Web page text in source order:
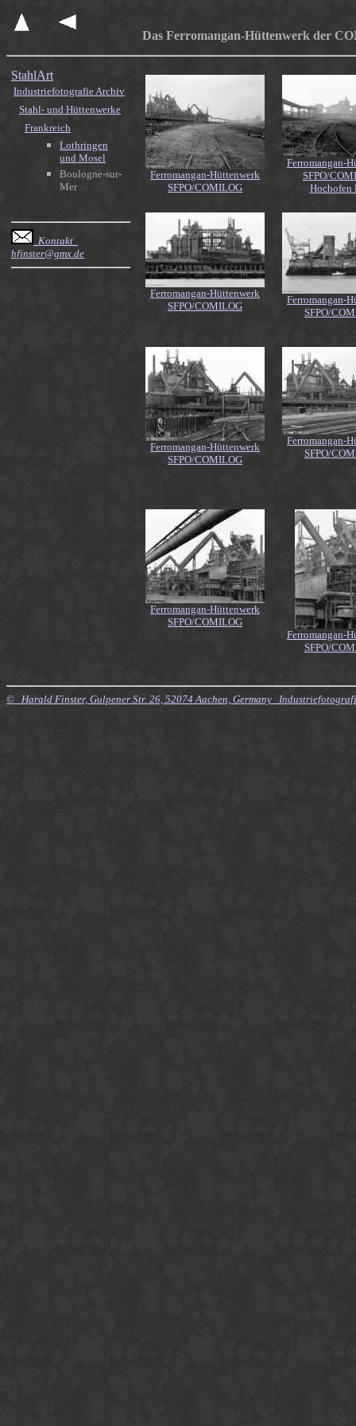
Das Ferromangan-Hüttenwerk der
StahlArt
Industriefotografie Archiv
Stahl- und Hüttenwerke
Frankreich
Lothringen
und Mosel
Boulogne-sur-
Mer
Kontakt
hfinster@gmx.de
Ferromangan-Hüttenwerk
SFPO/COMILOG
Ferromangan-
SFPO/
Hochofen
Ferromangan-Hüttenwerk
SFPO/COMILOG
Ferromangan-
SFPO/
Ferromangan-Hüttenwerk
SFPO/COMILOG
Ferromangan-
SFPO/
Ferromangan-Hüttenwerk
SFPO/COMILOG
Ferromangan-
SFPO/
© Harald Finster, Gulpener Str. 26, 52074 Aachen, Germany